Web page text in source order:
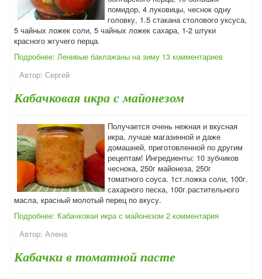
помидор, 4 луковицы, чеснок одну
головку, 1.5 стакана столового уксуса,
5 чайных ложек соли, 5 чайных ложек сахара, 1-2 штуки
красного жгучего перца.
Подробнее: Ленивые баклажаны на зиму 13 комментариев
Автор: Сергей
Кабачковая икра с майонезом
Получается очень нежная и вкусная
икра, лучше магазинной и даже
домашней, приготовленной по другим
рецептам! Ингредиенты: 10 зубчиков
чеснока, 250г майонеза, 250г
томатного соуса. 1ст.ложка соли, 100г.
сахарного песка, 100г.растительного
масла, красный молотый перец по вкусу.
Подробнее: Кабачковая икра с майонезом 2 комментария
Автор: Алена
Кабачки в томатной пасте